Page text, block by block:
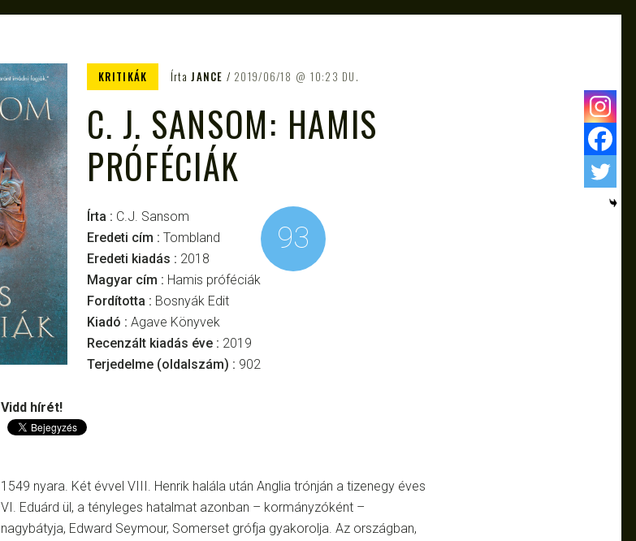
KRITIKÁK ÍrtaJANCE 2019/06/18 10:23 DU.
C. J. SANSOM: HAMIS
PRÓFÉCIÁK
Írta : C.J. Sansom
Eredeti cím : Tombland
Eredeti kiadás : 2018
Magyar cím : Hamis próféciák
Fordította : Bosnyák Edit
Kiadó : Agave Könyvek
Recenzált kiadás éve : 2019
Terjedelme (oldalszám) : 902
93
Vidd hírét!
1549 nyara. Két évvel VIII. Henrik halála után Anglia trónján a tizenegy éves
VI. Eduárd ül, a tényleges hatalmat azonban – kormányzóként –
nagybátyja, Edward Seymour, Somerset grófja gyakorolja. Az országban,